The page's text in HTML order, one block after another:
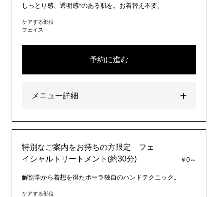
しっとり感、透明感*のある肌を。お着替え不要。
ケアする部位
フェイス
予約に進む
メニュー詳細
特別なご案内をお持ちの方限定 フェ
イシャルトリートメント(約30分)
￥0～
解剖学から着想を得たポーラ独自のハンドテクニック。
ケアする部位